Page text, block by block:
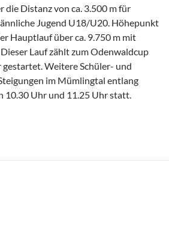
Distanz von ca. 3.500 m für
Jugend U18/U20. Höhepunkt
Hauptlauf über ca. 9.750 m mit
Lauf zählt zum Odenwaldcup
Weitere Schüler- und
im Mümlingtal entlang
10.30 Uhr und 11.25 Uhr statt.
25. September in Höchst